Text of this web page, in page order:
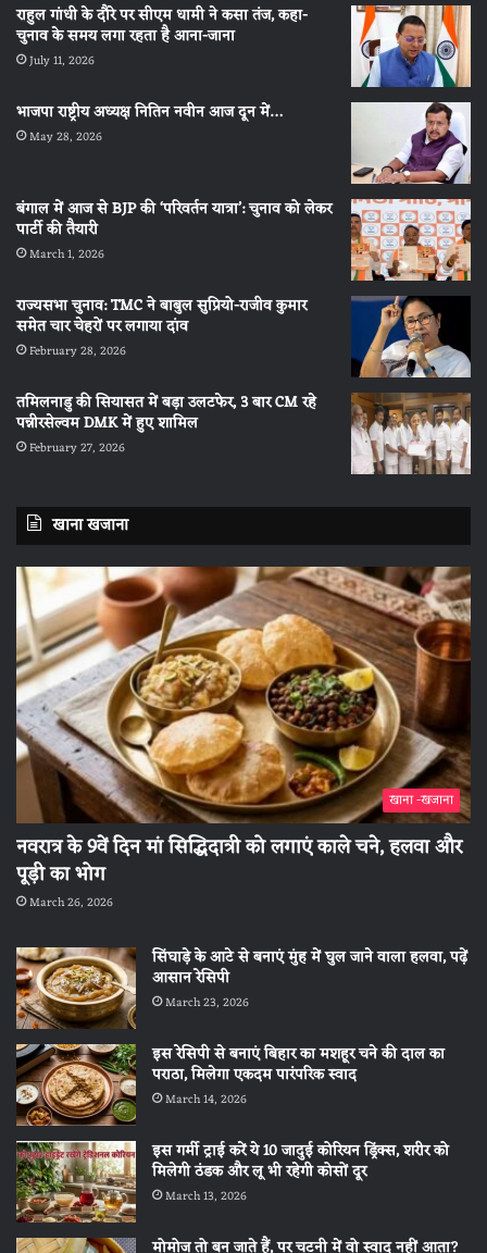
राहुल गांधी के दौरे पर सीएम धामी ने कसा तंज, कहा-
चुनाव के समय लगा रहता है आना-जाना
July 11, 2026
भाजपा राष्ट्रीय अध्यक्ष नितिन नवीन आज दून में…
May 28, 2026
बंगाल में आज से BJP की ‘परिवर्तन यात्रा’: चुनाव को लेकर
पार्टी की तैयारी
March 1, 2026
राज्यसभा चुनाव: TMC ने बाबुल सुप्रियो-राजीव कुमार
समेत चार चेहरों पर लगाया दांव
February 28, 2026
तमिलनाडु की सियासत में बड़ा उलटफेर, 3 बार CM रहे
पन्नीरसेल्वम DMK में हुए शामिल
February 27, 2026
खाना खजाना
खाना -खजाना
नवरात्र के 9वें दिन मां सिद्धिदात्री को लगाएं काले चने, हलवा और
पूड़ी का भोग
March 26, 2026
सिंघाड़े के आटे से बनाएं मुंह में घुल जाने वाला हलवा, पढ़ें
आसान रेसिपी
March 23, 2026
इस रेसिपी से बनाएं बिहार का मशहूर चने की दाल का
पराठा, मिलेगा एकदम पारंपरिक स्वाद
March 14, 2026
इस गर्मी ट्राई करें ये 10 जादुई कोरियन ड्रिंक्स, शरीर को
मिलेगी ठंडक और लू भी रहेगी कोसों दूर
March 13, 2026